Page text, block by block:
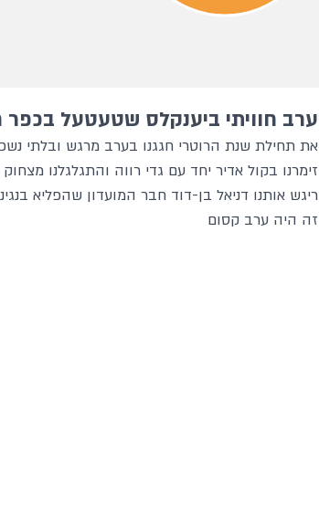
ערב חוויתי ביענקלס שטעטעל בכפר
את תחילת שנת הרוטרי חגגנו בערב מרגש ובלתי
זימרנו בקול אדיר יחד עם גדי רווה והתגלגלנו
ריגש אותנו דניאל בן-דוד חבר המועדון שהפליא
זה היה ערב קסום